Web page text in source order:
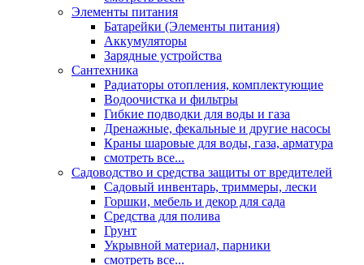
Элементы питания
Батарейки (Элементы питания)
Аккумуляторы
Зарядные устройства
Сантехника
Радиаторы отопления, комплектующие
Водоочистка и фильтры
Гибкие подводки для воды и газа
Дренажные, фекальные и другие насосы
Краны шаровые для воды, газа, арматура
смотреть все...
Садоводство и средства защиты от вредителей
Садовый инвентарь, триммеры, лески
Горшки, мебель и декор для сада
Средства для полива
Грунт
Укрывной материал, парники
смотреть все...